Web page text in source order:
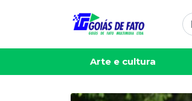
Arte e cultura